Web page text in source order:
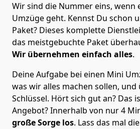
Wir sind die Nummer eins, wenn
Umzüge geht. Kennst Du schon
Paket? Dieses komplette
das meistgebuchte Paket
Wir übernehmen einfach alles.
Deine Aufgabe bei einen Mini
was wir alles machen sollen,
Schlüssel. Hört sich gut an? Das
Angebot? Innerhalb von nur 4
große Sorge los. Lass das mal